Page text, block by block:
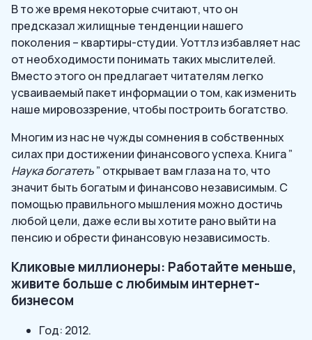
В то же время некоторые считают, что он
предсказал жилищные тенденции нашего
поколения – квартиры-студии. Уоттлз избавляет нас
от необходимости понимать таких мыслителей.
Вместо этого он предлагает читателям легко
усваиваемый пакет информации о том, как изменить
наше мировоззрение, чтобы построить богатство.
Многим из нас не чужды сомнения в собственных
силах при достижении финансового успеха. Книга ”
Наука богатеть” открывает вам глаза на то, что
значит быть богатым и финансово независимым. С
помощью правильного мышления можно достичь
любой цели, даже если вы хотите рано выйти на
пенсию и обрести финансовую независимость.
Кликовые миллионеры: Работайте меньше,
живите больше с любимым интернет-
бизнесом
Год: 2012.